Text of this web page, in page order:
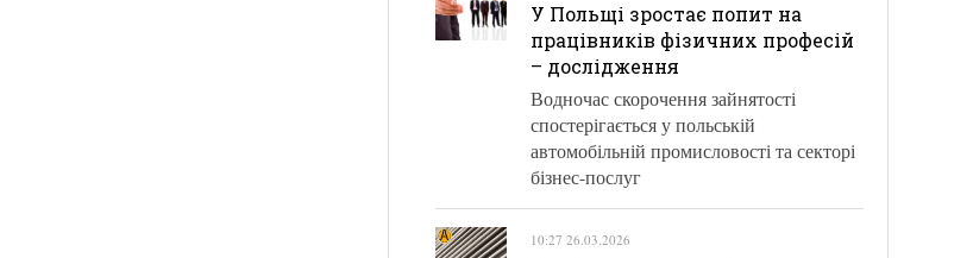
У Польщі зростає попит на
працівників фізичних професій
– дослідження
Водночас скорочення зайнятості
спостерігається у польській
автомобільній промисловості та секторі
бізнес-послуг
10:27 26.03.2026